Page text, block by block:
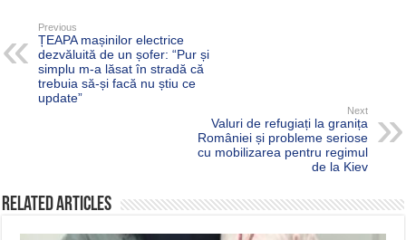
Previous
ȚEAPA mașinilor electrice
dezvăluită de un șofer: “Pur și
simplu m-a lăsat în stradă că
trebuia să-și facă nu știu ce
update”
Next
Valuri de refugiați la granița
României și probleme seriose
cu mobilizarea pentru regimul
de la Kiev
Related Articles